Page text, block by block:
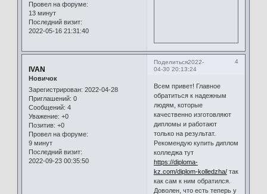
Провел на форуме:
13 минут
Последний визит:
2022-05-16 21:31:40
Поделиться 4
2022-
04-30 20:13:24
IVAN
Новичок
Зарегистрирован: 2022-04-28
Приглашений: 0
Сообщений: 4
Уважение: +0
Позитив: +0
Провел на форуме:
9 минут
Последний визит:
2022-09-23 00:35:50
Всем привет! Главное
обратиться к надежным
людям, которые
качественно изготовляют
дипломы и работают
только на результат.
Рекомендую купить диплом
колледжа тут
https://diploma-
kz.com/diplom-kolledzha/так
как сам к ним обратился.
Доволен, что есть теперь у